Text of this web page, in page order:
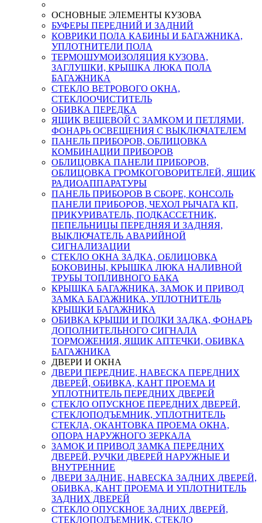
ОСНОВНЫЕ ЭЛЕМЕНТЫ КУЗОВА
БУФЕРЫ ПЕРЕДНИЙ И ЗАДНИЙ
КОВРИКИ ПОЛА КАБИНЫ И БАГАЖНИКА,
УПЛОТНИТЕЛИ ПОЛА
ТЕРМОШУМОИЗОЛЯЦИЯ КУЗОВА,
ЗАГЛУШКИ, КРЫШКА ЛЮКА ПОЛА
БАГАЖНИКА
СТЕКЛО ВЕТРОВОГО ОКНА,
СТЕКЛООЧИСТИТЕЛЬ
ОБИВКА ПЕРЕДКА
ЯЩИК ВЕЩЕВОЙ С ЗАМКОМ И ПЕТЛЯМИ,
ФОНАРЬ ОСВЕЩЕНИЯ С ВЫКЛЮЧАТЕЛЕМ
ПАНЕЛЬ ПРИБОРОВ, ОБЛИЦОВКА
КОМБИНАЦИИ ПРИБОРОВ
ОБЛИЦОВКА ПАНЕЛИ ПРИБОРОВ,
ОБЛИЦОВКА ГРОМКОГОВОРИТЕЛЕЙ, ЯЩИК
РАДИОАППАРАТУРЫ
ПАНЕЛЬ ПРИБОРОВ В СБОРЕ, КОНСОЛЬ
ПАНЕЛИ ПРИБОРОВ, ЧЕХОЛ РЫЧАГА КП,
ПРИКУРИВАТЕЛЬ, ПОДКАССЕТНИК,
ПЕПЕЛЬНИЦЫ ПЕРЕДНЯЯ И ЗАДНЯЯ,
ВЫКЛЮЧАТЕЛЬ АВАРИЙНОЙ
СИГНАЛИЗАЦИИ
СТЕКЛО ОКНА ЗАДКА, ОБЛИЦОВКА
БОКОВИНЫ, КРЫШКА ЛЮКА НАЛИВНОЙ
ТРУБЫ ТОПЛИВНОГО БАКА
КРЫШКА БАГАЖНИКА, ЗАМОК И ПРИВОД
ЗАМКА БАГАЖНИКА, УПЛОТНИТЕЛЬ
КРЫШКИ БАГАЖНИКА
ОБИВКА КРЫШИ И ПОЛКИ ЗАДКА, ФОНАРЬ
ДОПОЛНИТЕЛЬНОГО СИГНАЛА
ТОРМОЖЕНИЯ, ЯЩИК АПТЕЧКИ, ОБИВКА
БАГАЖНИКА
ДВЕРИ И ОКНА
ДВЕРИ ПЕРЕДНИЕ, НАВЕСКА ПЕРЕДНИХ
ДВЕРЕЙ, ОБИВКА, КАНТ ПРОЕМА И
УПЛОТНИТЕЛЬ ПЕРЕДНИХ ДВЕРЕЙ
СТЕКЛО ОПУСКНОЕ ПЕРЕДНИХ ДВЕРЕЙ,
СТЕКЛОПОДЪЕМНИК, УПЛОТНИТЕЛЬ
СТЕКЛА, ОКАНТОВКА ПРОЕМА ОКНА,
ОПОРА НАРУЖНОГО ЗЕРКАЛА
ЗАМОК И ПРИВОД ЗАМКА ПЕРЕДНИХ
ДВЕРЕЙ, РУЧКИ ДВЕРЕЙ НАРУЖНЫЕ И
ВНУТРЕННИЕ
ДВЕРИ ЗАДНИЕ, НАВЕСКА ЗАДНИХ ДВЕРЕЙ,
ОБИВКА, КАНТ ПРОЕМА И УПЛОТНИТЕЛЬ
ЗАДНИХ ДВЕРЕЙ
СТЕКЛО ОПУСКНОЕ ЗАДНИХ ДВЕРЕЙ,
СТЕКЛОПОДЪЕМНИК, СТЕКЛО